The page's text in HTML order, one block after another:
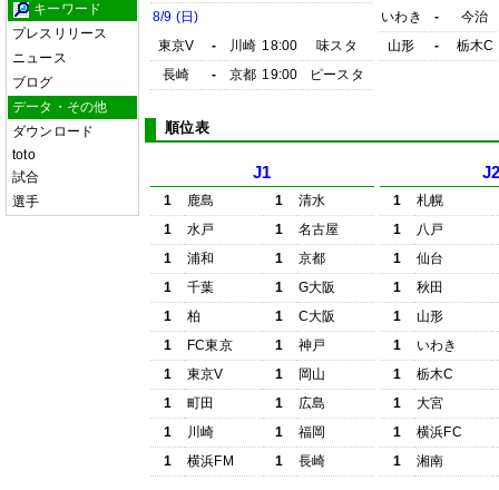
キーワード
プレスリリース
ニュース
ブログ
データ・その他
ダウンロード
toto
試合
選手
8/9 (日)
東京V
- 川崎 18:00
味スタ
長崎
- 京都 19:00 ピースタ
いわき
-
今治
山形
- 栃木C
順位表
J1
1 鹿島 1
清水
1
水戸 1
名古屋
1
浦和 1
京都
1
千葉 1
G大阪
1
柏 1
C大阪
1
FC東京 1
神戸
1
東京V 1
岡山
1
町田 1
広島
1
川崎 1
福岡
1
横浜FM 1 長崎
1
札幌
1
八戸
1
仙台
1
秋田
1
山形
1
いわき
1
栃木C
1
大宮
1
横浜FC
1
湘南